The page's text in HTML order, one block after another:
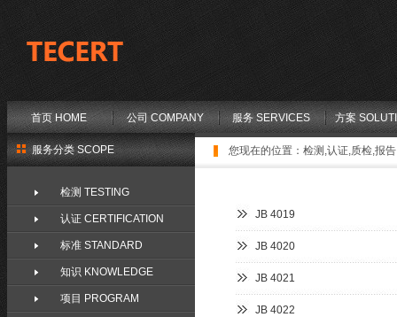
首页 HOME 公司 COMPANY 服务 SERVICES 方案
您现在的位置： 检测,认证,质检,报
服务分类 SCOPE
检测 TESTING
认证 CERTIFICATION
标准 STANDARD
知识 KNOWLEDGE
项目 PROGRAM
JB 4019
JB 4020
JB 4021
JB 4022